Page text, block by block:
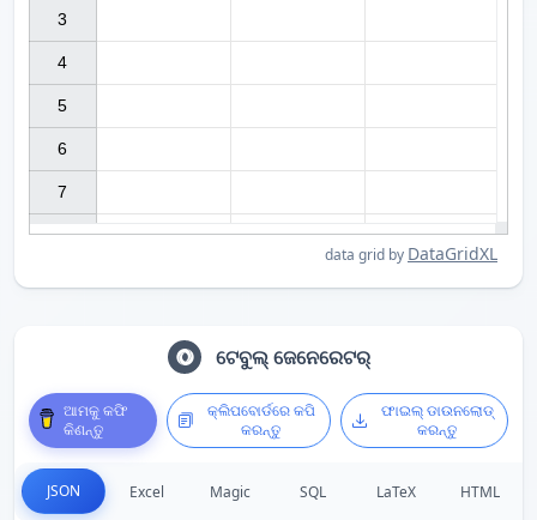
3
4
5
6
7
data grid by DataGridXL
ଟେବୁଲ୍ ଜେନେରେଟର୍
ଆମକୁ କଫି
କିଣନ୍ତୁ
କ୍ଲିପବୋର୍ଡରେ କପି
କରନ୍ତୁ
ଫାଇଲ୍ ଡାଉନଲୋଡ୍
କରନ୍ତୁ
JSON Excel Magic SQL LaTeX HTML